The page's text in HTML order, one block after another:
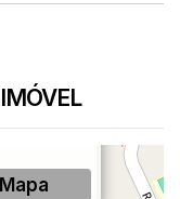
SP, São
Mapa